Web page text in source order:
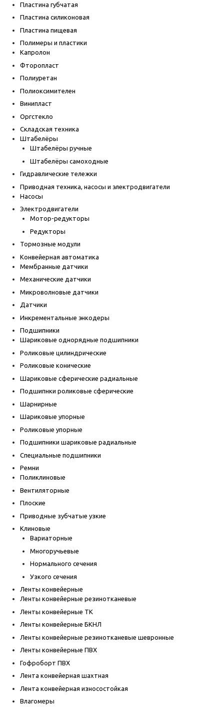
Пластина губчатая
Пластина силиконовая
Пластина пищевая
Полимеры и пластики
Капролон
Фторопласт
Полиуретан
Полиоксимителен
Винипласт
Оргстекло
Складская техника
Штабелёры
Штабелёры ручные
Штабелёры самоходные
Гидравлические тележки
Приводная техника, насосы и электродвигатели
Насосы
Электродвигатели
Мотор-редукторы
Редукторы
Тормозные модули
Конвейерная автоматика
Мембранные датчики
Механические датчики
Микроволновые датчики
Датчики
Инкрементальные энкодеры
Подшипники
Шариковые однорядные подшипники
Роликовые цилиндрические
Роликовые конические
Шариковые сферические радиальные
Подшипнки роликовые сферические
Шарнирные
Шариковые упорные
Роликовые упорные
Подшипники шариковые радиальные
Специальные подшипники
Ремни
Поликлиновые
Вентиляторные
Плоские
Приводные зубчатые узкие
Клиновые
Вариаторные
Многоручьевые
Нормального сечения
Узкого сечения
Ленты конвейерные
Ленты конвейерные резинотканевые
Ленты конвейерные ТК
Ленты конвейерные БКНЛ
Ленты конвейерные резинотканевые шевронные
Ленты конвейерные ПВХ
Гофроборт ПВХ
Лента конвейерная шахтная
Лента конвейерная износостойкая
Влагомеры